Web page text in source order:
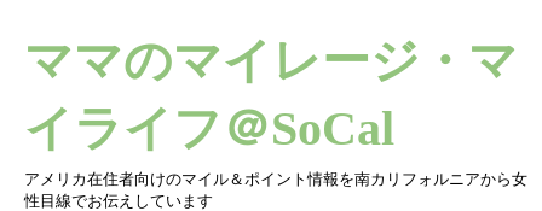
ママのマイレージ・マ
イライフ＠SoCal
アメリカ在住者向けのマイル＆ポイント情報を南カリフォルニアから女
性目線でお伝えしています